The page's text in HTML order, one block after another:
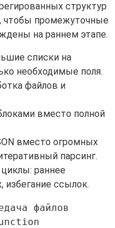
структур
чтобы промежуточные
на раннем этапе.
списки на
необходимые поля.
файлов и
вместо полной
вместо огромных
парсинг.
раннее
избегание ссылок.
файлов